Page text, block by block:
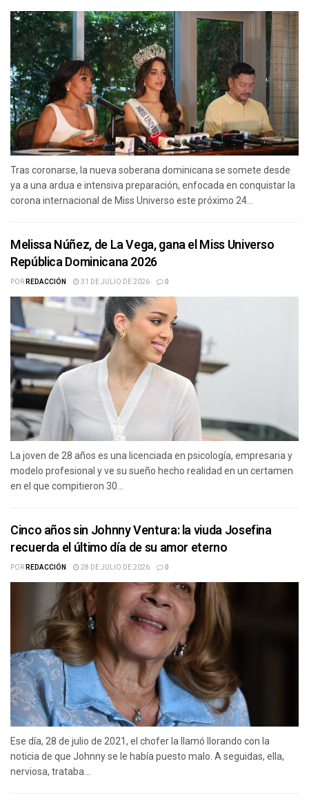
Tras coronarse, la nueva soberana dominicana se somete desde
ya a una ardua e intensiva preparación, enfocada en conquistar la
corona internacional de Miss Universo este próximo 24...
Melissa Núñez, de La Vega, gana el Miss Universo
República Dominicana 2026
PORREDACCIÓN 31 DE JULIO DE 2026 0
La joven de 28 años es una licenciada en psicología, empresaria y
modelo profesional y ve su sueño hecho realidad en un certamen
en el que compitieron 30...
Cinco años sin Johnny Ventura: la viuda Josefina
recuerda el último día de su amor eterno
PORREDACCIÓN 28 DE JULIO DE 2026 0
Ese día, 28 de julio de 2021, el chofer la llamó llorando con la
noticia de que Johnny se le había puesto malo. A seguidas, ella,
nerviosa, trataba...